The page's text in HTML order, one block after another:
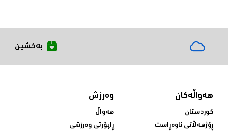
بەخشین
هەواڵەکان
کوردستان
ڕۆژهەڵاتی ناوەڕاست
وەرزش
هەواڵ
ڕاپۆرتی وەرزشی